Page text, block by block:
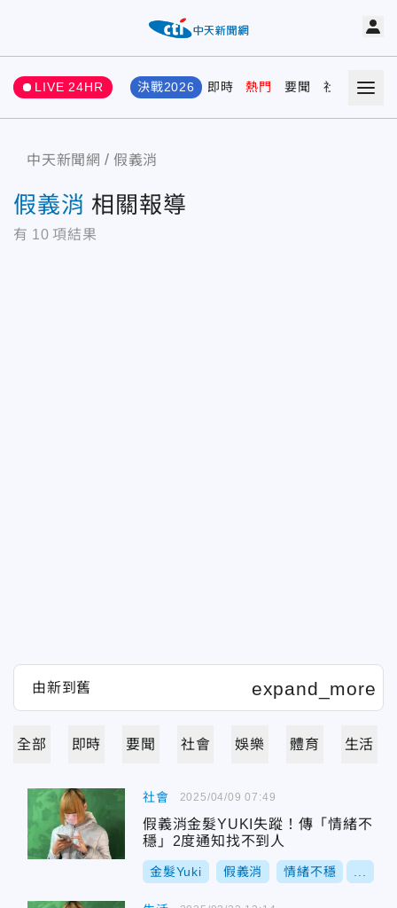
LIVE 24HR 決戰2026 即時 熱門 要聞 社會 娛樂
中天新聞網 假義消
假義消 相關報導
有 10 項結果
全部 即時 要聞 社會 娛樂 體育 生活
社會
假義消金髮YUKI失蹤！傳「情緒不
穩」2度通知找不到人
金髮Yuki 假義消 情緒不穩
2025/04/09 07:49